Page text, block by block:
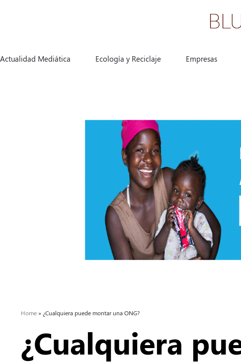
Actualidad Mediática Ecología y Reciclaje Empresas
Home» ¿Cualquiera puede montar una ONG?
¿Cualquiera